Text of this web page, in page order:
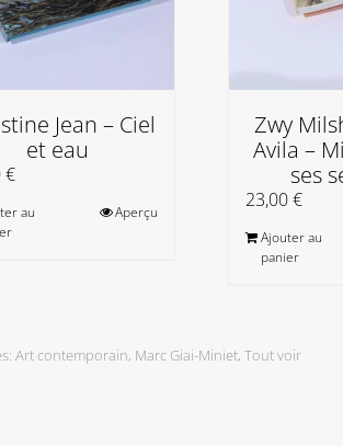
Jean – Ciel
et eau
€
au
Aperçu
Zwy
Avila –
ses
23,00€
Ajouter au
panier
Art contemporain, Marc Giai-Miniet, Tout voir